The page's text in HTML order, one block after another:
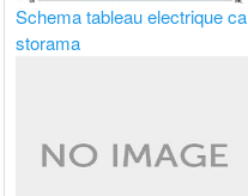
Schema tableau electrique ca
storama